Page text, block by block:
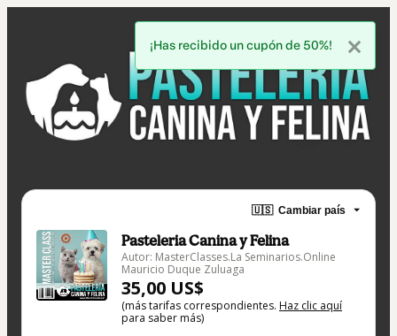
🇺🇸 Cambiar país
Pasteleria Canina y Felina
Autor: MasterClasses.La Seminarios.Online
Mauricio Duque Zuluaga
35,00 US$
(más tarifas correspondientes. Haz clic aquí
para saber más)
¡Has recibido un cupón de 50%!